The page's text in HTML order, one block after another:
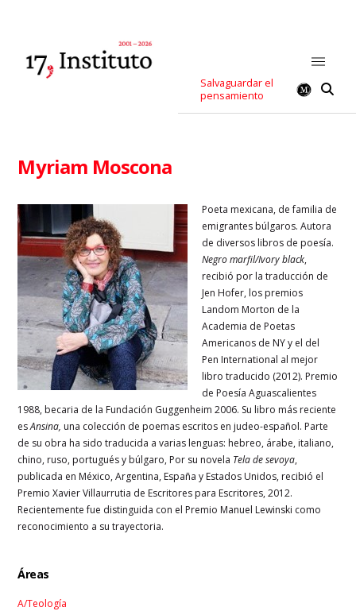
Salvaguardar el
pensamiento
Myriam Moscona
Poeta mexicana, de familia de
emigrantes búlgaros. Autora
de diversos libros de poesía.
Negro marfil/Ivory black,
recibió por la traducción de
Jen Hofer, los premios
Landom Morton de la
Academia de Poetas
Americanos de NY y el del
Pen International al mejor
libro traducido (2012). Premio
de Poesía Aguascalientes
1988, becaria de la Fundación Guggenheim 2006. Su libro más reciente
esAnsina, una colección de poemas escritos en judeo-español. Parte
de su obra ha sido traducida a varias lenguas: hebreo, árabe, italiano,
chino, ruso, portugués y búlgaro, Por su novela Tela de sevoya,
publicada en México, Argentina, España y Estados Unidos, recibió el
Premio Xavier Villaurrutia de Escritores para Escritores, 2012.
Recientemente fue distinguida con el Premio Manuel Lewinski como
reconocimiento a su trayectoria.
Áreas
A/Teología